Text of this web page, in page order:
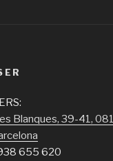
Blanques, 39-41,
655 620